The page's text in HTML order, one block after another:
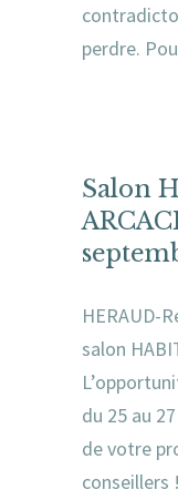
perdre.
Salon
HERAUD-
salon
du 25 au
de votre
conseillers